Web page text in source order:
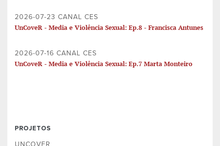
2026-07-23 CANAL CES
UnCoveR - Media e Violência Sexual: Ep.8 - Francisca Antunes
2026-07-16 CANAL CES
UnCoveR - Media e Violência Sexual: Ep.7 Marta Monteiro
PROJETOS